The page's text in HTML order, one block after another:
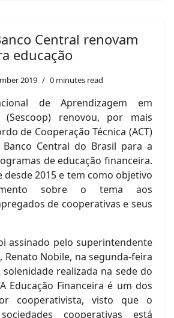
Central renovam
educação
2019 0 minutes read
de Aprendizagem em
(Sescoop) renovou, por mais
de Cooperação Técnica (ACT)
Central do Brasil para a
de educação financeira.
desde 2015 e tem como objetivo
sobre o tema aos
de cooperativas e seus
assinado pelo superintendente
Renato Nobile, na segunda-feira
realizada na sede do
Educação Financeira é um dos
cooperativista, visto que o
cooperativas está